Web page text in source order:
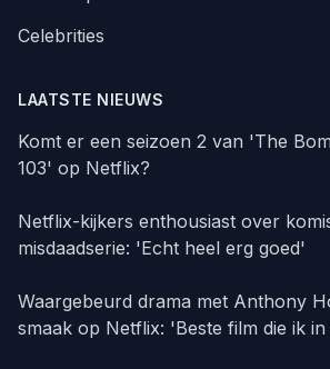
Celebrities
LAATSTE NIEUWS
Komt er een seizoen 2 van 'The
103' op Netflix?
Netflix-kijkers enthousiast over
misdaadserie: 'Echt heel erg goed'
Waargebeurd drama met Anthony
smaak op Netflix: 'Beste film die ik